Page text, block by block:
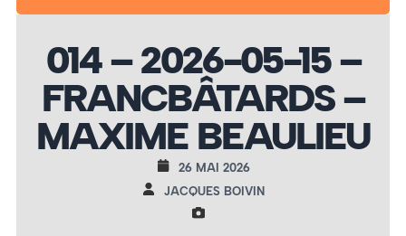
014 – 2026-05-15 –
FRANCBÂTARDS –
MAXIME BEAULIEU
26 MAI 2026
JACQUES BOIVIN